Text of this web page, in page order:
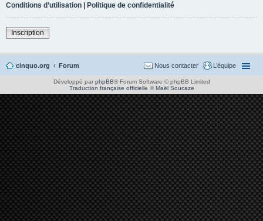
Conditions d’utilisation | Politique de confidentialité
Inscription
cinquo.org Forum L’équipe
Nous contacter
Développé par phpBB® Forum Software © phpBB Limited
Traduction française officielle ©Maël Soucaze